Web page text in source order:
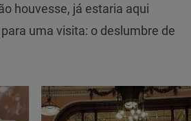
houvesse, já estaria aqui
uma visita: o deslumbre de